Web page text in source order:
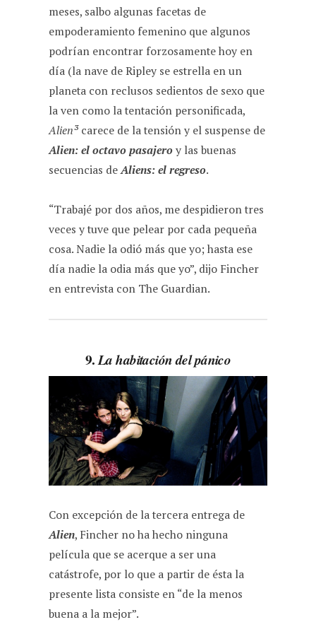
meses, salbo algunas facetas de
empoderamiento femenino que algunos
podrían encontrar forzosamente hoy en
día (la nave de Ripley se estrella en un
planeta con reclusos sedientos de sexo que
la ven como la tentación personificada,
Alien³carece de la tensión y el suspense de
Alien: el octavo pasajeroy las buenas
secuencias deAliens: el regreso.
“Trabajé por dos años, me despidieron tres
veces y tuve que pelear por cada pequeña
cosa. Nadie la odió más que yo; hasta ese
día nadie la odia más que yo”, dijo Fincher
en entrevista con The Guardian.
9.La habitación del pánico
Con excepción de la tercera entrega de
Alien, Fincher no ha hecho ninguna
película que se acerque a ser una
catástrofe, por lo que a partir de ésta la
presente lista consiste en “de la menos
buena a la mejor”.